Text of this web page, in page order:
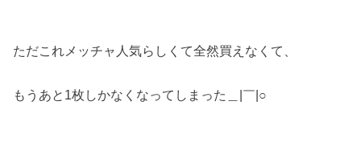
ただこれメッチャ人気らしくて全然買えなくて、
もうあと1枚しかなくなってしまった＿|￣|○